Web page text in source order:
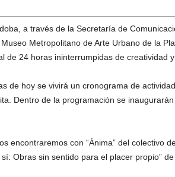
a través de la Secretaría de
Metropolitano de Arte Urbano de la
de 24 horas ininterrumpidas de creatividad y
de hoy se vivirá un cronograma de
Dentro de la programación se
encontraremos con “Ánima” del colectivo
Obras sin sentido para el placer propio”